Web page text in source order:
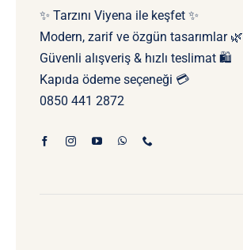
✨ Tarzını Viyena ile keşfet ✨
Modern, zarif ve özgün tasarımlar 🌿
Güvenli alışveriş & hızlı teslimat 🛍️
Kapıda ödeme seçeneği 💳
0850 441 2872